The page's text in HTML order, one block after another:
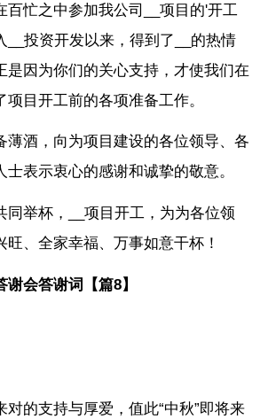
百忙之中参加我公司__项目的'开工
__投资开发以来，得到了__的热情
是因为你们的关心支持，才使我们在
目开工前的各项准备工作。
薄酒，向为项目建设的各位领导、各
表示衷心的感谢和诚挚的敬意。
同举杯，__项目开工，为为各位领
、全家幸福、万事如意干杯！
会答谢词【篇8】
对的支持与厚爱，值此“中秋”即将来